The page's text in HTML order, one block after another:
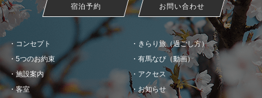
宿泊予約 お問い合わせ
コンセプト
5つのお約束
施設案内
客室
きらり旅（過ごし方）
有馬なび（動画）
アクセス
お知らせ